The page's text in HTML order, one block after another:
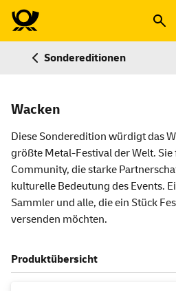
Sondereditionen
Wacken
Diese Sonderedition würdigt das
größte Metal-Festival der Welt.
Community, die starke
kulturelle Bedeutung des Events.
Sammler und alle, die ein Stück
versenden möchten.
Produktübersicht